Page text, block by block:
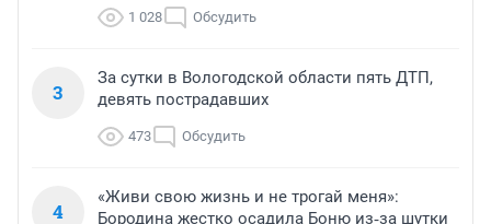
1 028 Обсудить
3
За сутки в Вологодской области пять ДТП,
девять пострадавших
473 Обсудить
4
«Живи свою жизнь и не трогай меня»:
Бородина жестко осадила Боню из‑за шутки